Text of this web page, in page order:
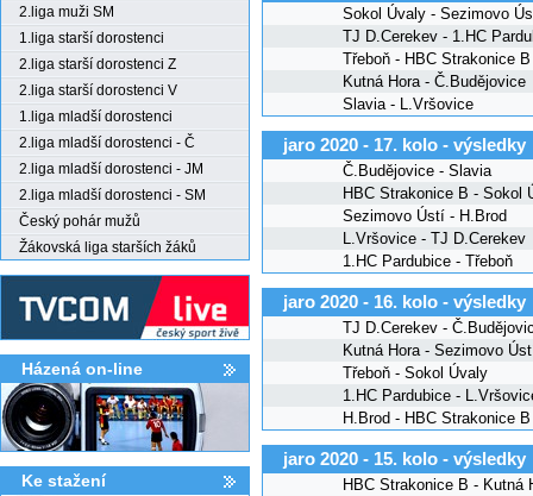
2.liga muži SM
1.liga starší dorostenci
2.liga starší dorostenci Z
2.liga starší dorostenci V
1.liga mladší dorostenci
2.liga mladší dorostenci - Č
2.liga mladší dorostenci - JM
2.liga mladší dorostenci - SM
Český pohár mužů
Žákovská liga starších žáků
Házená on-line
Ke stažení­
Sokol Úvaly - Sezimovo
TJ D.Cerekev - 1.HC
Třeboň - HBC Strakonice B
Kutná Hora - Č.Budějovice
Slavia - L.Vršovice
jaro 2020 - 17. kolo - výsledky
Č.Budějovice - Slavia
HBC Strakonice B - Sokol
Sezimovo Ústí - H.Brod
L.Vršovice - TJ D.Cerekev
1.HC Pardubice - Třeboň
jaro 2020 - 16. kolo - výsledky
TJ D.Cerekev -
Kutná Hora - Sezimovo
Třeboň - Sokol Úvaly
1.HC Pardubice -
H.Brod - HBC Strakonice B
jaro 2020 - 15. kolo - výsledky
HBC Strakonice B - Kutná